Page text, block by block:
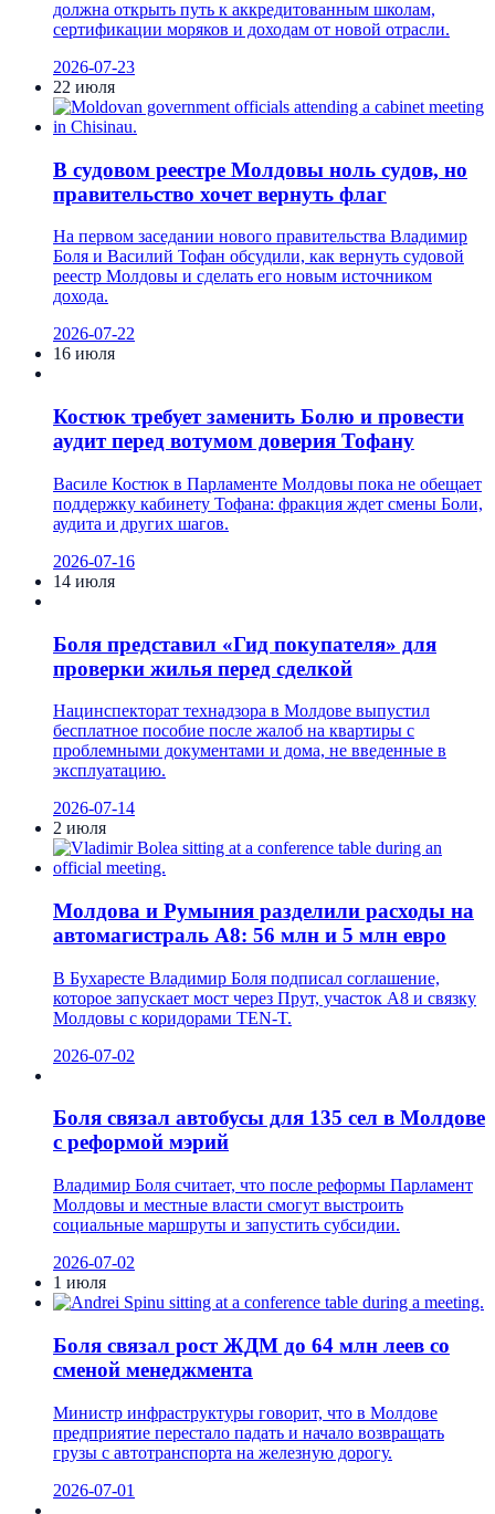
должна открыть путь к аккредитованным школам,
сертификации моряков и доходам от новой отрасли.
2026-07-23
22 июля
В судовом реестре Молдовы ноль судов, но
правительство хочет вернуть флаг
На первом заседании нового правительства Владимир
Боля и Василий Тофан обсудили, как вернуть судовой
реестр Молдовы и сделать его новым источником
дохода.
2026-07-22
16 июля
Костюк требует заменить Болю и провести
аудит перед вотумом доверия Тофану
Василе Костюк в Парламенте Молдовы пока не обещает
поддержку кабинету Тофана: фракция ждет смены Боли,
аудита и других шагов.
2026-07-16
14 июля
Боля представил «Гид покупателя» для
проверки жилья перед сделкой
Нацинспекторат технадзора в Молдове выпустил
бесплатное пособие после жалоб на квартиры с
проблемными документами и дома, не введенные в
эксплуатацию.
2026-07-14
2 июля
Молдова и Румыния разделили расходы на
автомагистраль A8: 56 млн и 5 млн евро
В Бухаресте Владимир Боля подписал соглашение,
которое запускает мост через Прут, участок A8 и связку
Молдовы с коридорами TEN-T.
2026-07-02
Боля связал автобусы для 135 сел в Молдове
с реформой мэрий
Владимир Боля считает, что после реформы Парламент
Молдовы и местные власти смогут выстроить
социальные маршруты и запустить субсидии.
2026-07-02
1 июля
Боля связал рост ЖДМ до 64 млн леев со
сменой менеджмента
Министр инфраструктуры говорит, что в Молдове
предприятие перестало падать и начало возвращать
грузы с автотранспорта на железную дорогу.
2026-07-01